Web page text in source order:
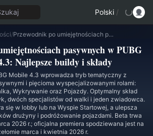
Polski /
/ Przewodnik po umiejętnościach pasywnych w PUBG Mobile 4.3: Najlepsze buildy i składy
pasywnych w PUBG
Najlepsze buildy i składy
Mobile 4.3 wprowadza tryb tematyczny z
i pięcioma wyspecjalizowanymi rolami:
Wykrywanie oraz Pojazdy. Optymalny skład
dwóch specjalistów od walki i jeden zwiadowca.
się w lobby lub na Wyspie Startowej, a ulepsza
drużyny i podróżowanie pojazdami. Beta trwa
2026 r.; oficjalna premiera spodziewana jest na
marca i kwietnia 2026 r.